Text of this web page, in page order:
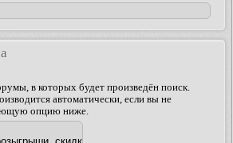
в которых будет произведён поиск.
автоматически, если вы не
опцию ниже.